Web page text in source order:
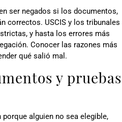
ser negados si los documentos,
correctos. USCIS y los tribunales
y hasta los errores más
Conocer las razones más
qué salió mal.
y pruebas
alguien no sea elegible,